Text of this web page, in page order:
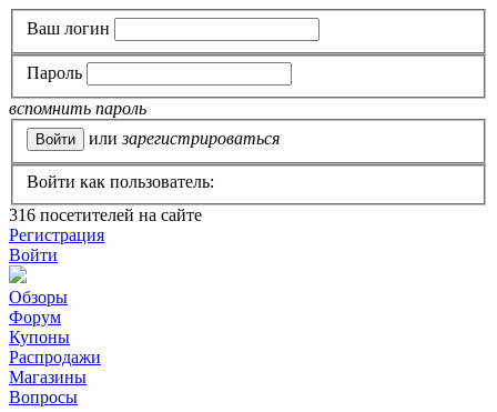
Ваш логин
Пароль
вспомнить пароль
или зарегистрироваться
Войти как пользователь:
316 посетителей на сайте
Регистрация
Войти
Обзоры
Форум
Купоны
Распродажи
Магазины
Вопросы